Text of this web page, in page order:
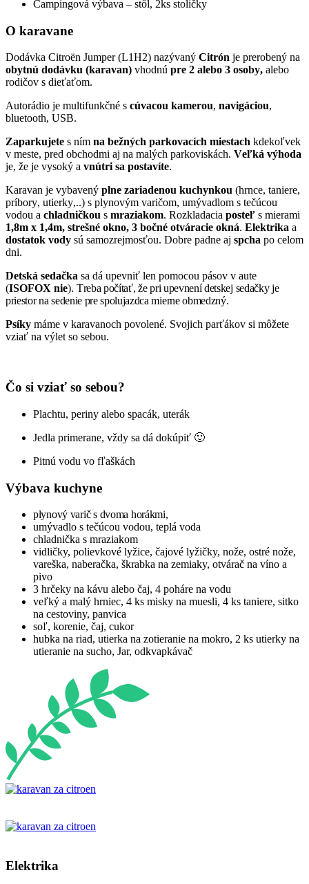
Campingová výbava – stôl, 2ks stoličky
O karavane
Dodávka Citroën Jumper (L1H2) nazývaný Citrón je prerobený na
obytnú dodávku (karavan) vhodnú pre 2 alebo 3 osoby, alebo
rodičov s dieťaťom.
Autorádio je multifunkčné s cúvacou kamerou, navigáciou,
bluetooth, USB.
Zaparkujete s ním na bežných parkovacích miestach kdekoľvek
v meste, pred obchodmi aj na malých parkoviskách. Veľká výhoda
je, že je vysoký a vnútri sa postavíte.
Karavan je vybavený plne zariadenou kuchynkou (hrnce, taniere,
príbory, utierky,..) s plynovým varičom, umývadlom s tečúcou
vodou a chladničkou s mraziakom. Rozkladacia posteľ s mierami
1,8m x 1,4m, strešné okno, 3 bočné otváracie okná. Elektrika a
dostatok vody sú samozrejmosťou. Dobre padne aj spcha po celom
dni.
Detská sedačka sa dá upevniť len pomocou pásov v aute
(ISOFOX nie). Treba počítať, že pri upevnení detskej sedačky je
priestor na sedenie pre spolujazdca mierne obmedzný.
Psíky máme v karavanoch povolené. Svojich parťákov si môžete
vziať na výlet so sebou.
Čo si vziať so sebou?
Plachtu, periny alebo spacák, uterák
Jedla primerane, vždy sa dá dokúpiť 🙂
Pitnú vodu vo fľaškách
Výbava kuchyne
plynový varič s dvoma horákmi,
umývadlo s tečúcou vodou, teplá voda
chladnička s mraziakom
vidličky, polievkové lyžice, čajové lyžičky, nože, ostré nože,
vareška, naberačka, škrabka na zemiaky, otvárač na víno a
pivo
3 hrčeky na kávu alebo čaj, 4 poháre na vodu
veľký a malý hrniec, 4 ks misky na muesli, 4 ks taniere, sitko
na cestoviny, panvica
soľ, korenie, čaj, cukor
hubka na riad, utierka na zotieranie na mokro, 2 ks utierky na
utieranie na sucho, Jar, odkvapkávač
Elektrika